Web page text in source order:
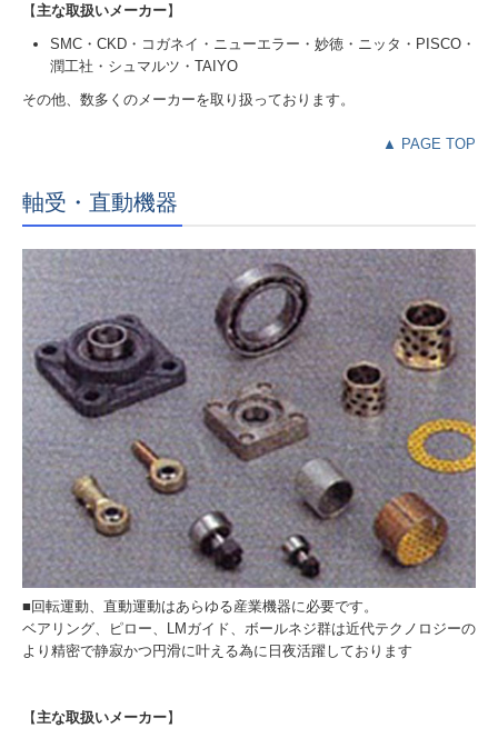
【主な取扱いメーカー】
SMC・CKD・コガネイ・ニューエラー・妙徳・ニッタ・PISCO・
潤工社・シュマルツ・TAIYO
その他、数多くのメーカーを取り扱っております。
▲ PAGE TOP
軸受・直動機器
■回転運動、直動運動はあらゆる産業機器に必要です。
ベアリング、ピロー、LMガイド、ボールネジ群は近代テクノロジーの
より精密で静寂かつ円滑に叶える為に日夜活躍しております
【 主な取扱いメーカー】